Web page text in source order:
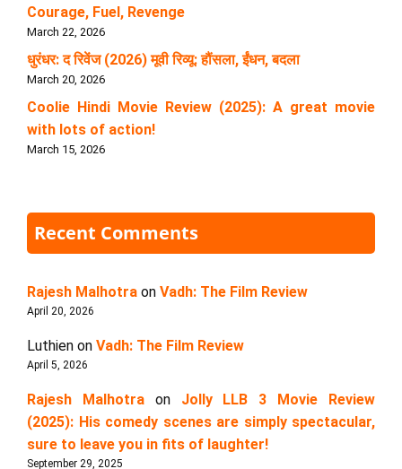
Courage, Fuel, Revenge
March 22, 2026
धुरंधर: द रिवेंज (2026) मूवी रिव्यू: हौंसला, ईंधन, बदला
March 20, 2026
Coolie Hindi Movie Review (2025): A great movie
with lots of action!
March 15, 2026
Recent Comments
Rajesh Malhotra on Vadh: The Film Review
April 20, 2026
Luthien on Vadh: The Film Review
April 5, 2026
Rajesh Malhotraon Jolly LLB 3 Movie Review
(2025): His comedy scenes are simply spectacular,
sure to leave you in fits of laughter!
September 29, 2025